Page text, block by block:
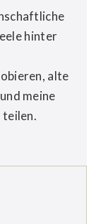
hinter
alte
meine
teilen.